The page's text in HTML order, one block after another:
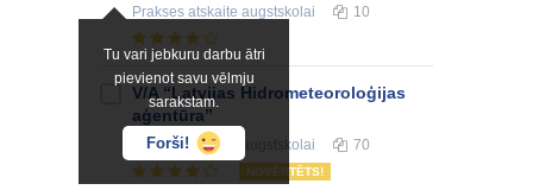
Tu vari jebkuru darbu ātri
pievienot savu vēlmju
sarakstam.
Forši!
Prakses atskaite augstskolai 10
V/A “Latvijas Hidrometeoroloģijas
aģentūra”
Prakses atskaite augstskolai 70
NOVĒRTĒTS!